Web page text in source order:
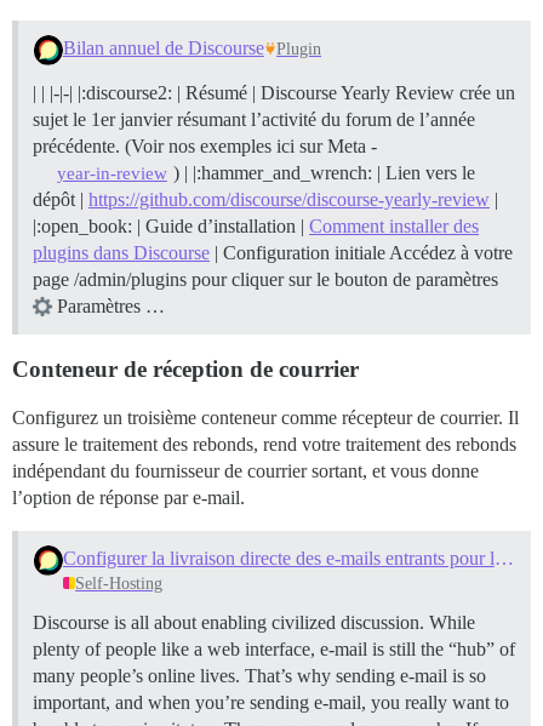
Bilan annuel de Discourse Plugin
| | |-|-| |:discourse2: | Résumé | Discourse Yearly Review crée un
sujet le 1er janvier résumant l’activité du forum de l’année
précédente. (Voir nos exemples ici sur Meta -
year-in-review ) | |:hammer_and_wrench: | Lien vers le
dépôt | https://github.com/discourse/discourse-yearly-review |
|:open_book: | Guide d’installation | Comment installer des
plugins dans Discourse | Configuration initiale Accédez à votre
page /admin/plugins pour cliquer sur le bouton de paramètres
Paramètres …
Conteneur de réception de courrier
Configurez un troisième conteneur comme récepteur de courrier. Il
assure le traitement des rebonds, rend votre traitement des rebonds
indépendant du fournisseur de courrier sortant, et vous donne
l’option de réponse par e-mail.
Configurer la livraison directe des e-mails entrants pour les sites auto-hébergés avec Mail-Receiver
Self-Hosting
Discourse is all about enabling civilized discussion. While
plenty of people like a web interface, e-mail is still the “hub” of
many people’s online lives. That’s why sending e-mail is so
important, and when you’re sending e-mail, you really want to